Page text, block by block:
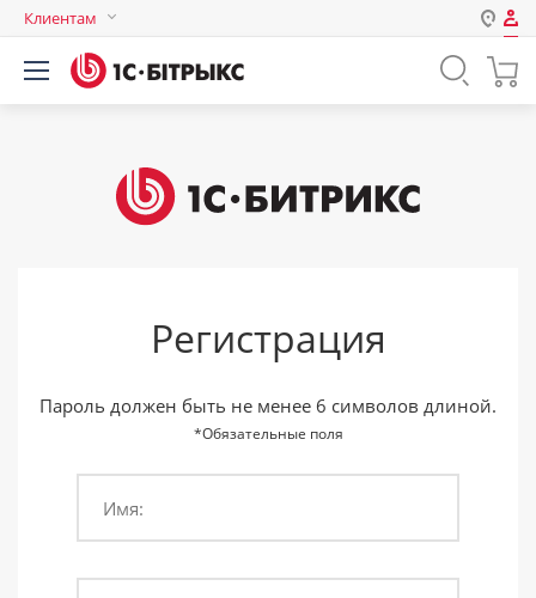
Клиентам
Авторизация
Логин
Запомнить меня на этом
компьютере
Забыли свой пароль?
Регистрация
Пароль должен быть не менее 6 символов длиной.
*Обязательные поля
Имя: